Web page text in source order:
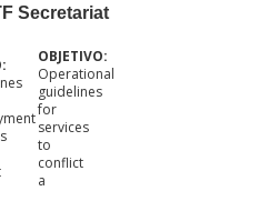
Secretariat
Operational
guidelines
for
services
to
conflict
a